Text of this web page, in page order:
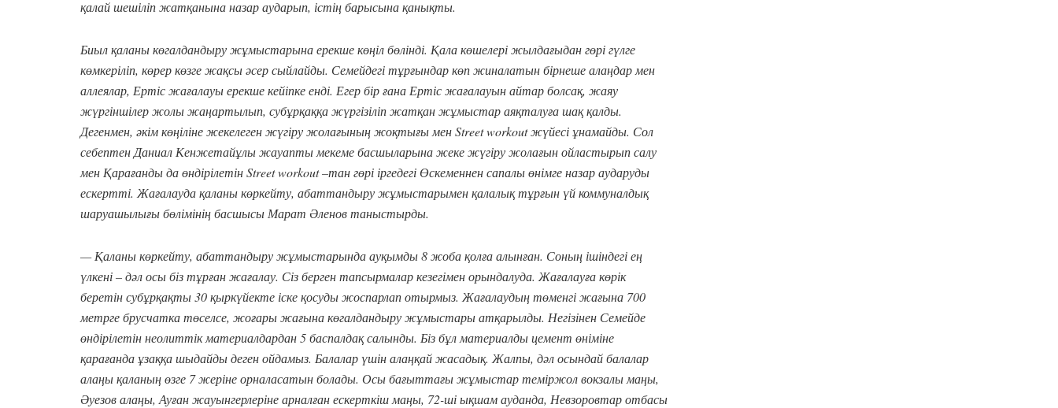
қалай шешіліп жатқанына назар аударып, істің барысына қанықты.
Биыл қаланы көгалдандыру жұмыстарына ерекше көңіл бөлінді. Қала көшелері жылдағыдан гөрі гүлге
көмкеріліп, көрер көзге жақсы әсер сыйлайды. Семейдегі тұрғындар көп жиналатын бірнеше алаңдар мен
аллеялар, Ертіс жағалауы ерекше кейіпке енді. Егер бір ғана Ертіс жағалауын айтар болсақ, жаяу
жүргіншілер жолы жаңартылып, субұрқаққа жүргізіліп жатқан жұмыстар аяқталуға шақ қалды.
Дегенмен, әкім көңіліне жекелеген жүгіру жолағының жоқтығы мен Street workout жүйесі ұнамайды. Сол
себептен Даниал Кенжетайұлы жауапты мекеме басшыларына жеке жүгіру жолағын ойластырып салу
мен Қарағанды да өндірілетін Street workout –тан гөрі іргедегі Өскеменнен сапалы өнімге назар аударуды
ескертті. Жағалауда қаланы көркейту, абаттандыру жұмыстарымен қалалық тұрғын үй коммуналдық
шаруашылығы бөлімінің басшысы Марат Әленов таныстырды.
— Қаланы көркейту, абаттандыру жұмыстарында ауқымды 8 жоба қолға алынған. Соның ішіндегі ең
үлкені – дәл осы біз тұрған жағалау. Сіз берген тапсырмалар кезегімен орындалуда. Жағалауға көрік
беретін субұрқақты 30 қыркүйекте іске қосуды жоспарлап отырмыз. Жағалаудың төменгі жағына 700
метрге брусчатка төселсе, жоғары жағына көгалдандыру жұмыстары атқарылды. Негізінен Семейде
өндірілетін неолиттік материалдардан 5 баспалдақ салынды. Біз бұл материалды цемент өніміне
қарағанда ұзаққа шыдайды деген ойдамыз. Балалар үшін алаңқай жасадық. Жалпы, дәл осындай балалар
алаңы қаланың өзге 7 жеріне орналасатын болады. Осы бағыттағы жұмыстар теміржол вокзалы маңы,
Әуезов алаңы, Ауған жауынгерлеріне арналған ескерткіш маңы, 72-ші ықшам ауданда, Невзоровтар отбасы